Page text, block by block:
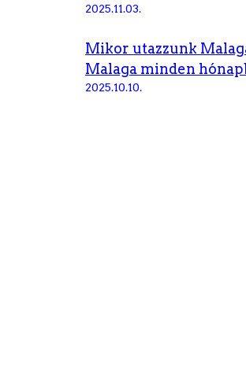
2025.11.03.
Mikor utazzunk
Malaga minden
2025.10.10.